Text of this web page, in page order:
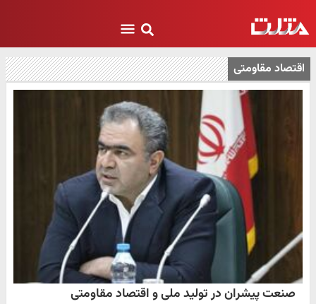
اقتصاد مقاومتی
صنعت پیشران در تولید ملی و اقتصاد مقاومتی